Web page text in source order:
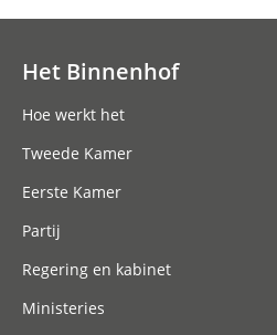
Het Binnenhof
Hoe werkt het
Tweede Kamer
Eerste Kamer
Partij
Regering en kabinet
Ministeries